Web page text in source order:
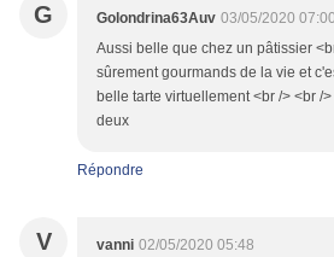
G Golondrina63Auv 03/05/2020 07:00
Aussi belle que chez un pâtissier
sûrement gourmands de la vie et
belle tarte virtuellement <br /> <br /
deux
Répondre
V vanni 02/05/2020 05:48